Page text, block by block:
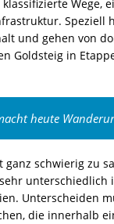
Wege,
Speziell
und gehen von
Goldsteig in
heute
ganz schwierig zu
unterschiedlich
Unterscheiden
die innerhalb